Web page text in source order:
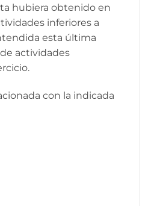
hubiera obtenido en
inferiores a
esta última
actividades
con la indicada